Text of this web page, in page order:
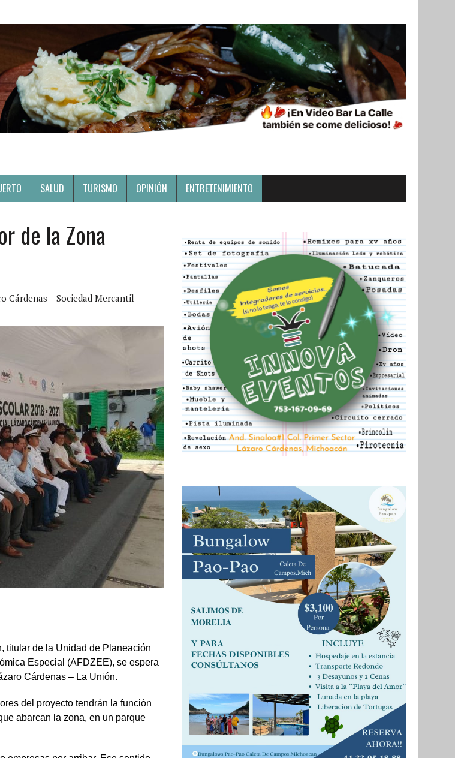
SALUD TURISMO OPINIÓN ENTRETENIMIENTO
de la Zona
Cárdenas
Sociedad Mercantil
titular de la Unidad de Planeación
Especial (AFDZEE), se espera
Cárdenas – La Unión.
del proyecto tendrán la función
abarcan la zona, en un parque